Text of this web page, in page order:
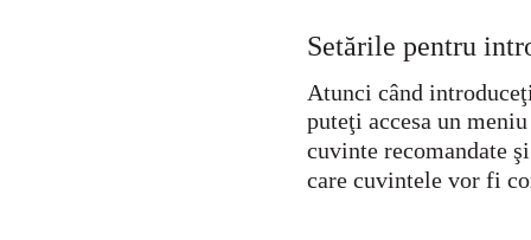
Setările pentru
Atunci când
puteţi accesa un
cuvinte recomandate
care cuvintele vor fi